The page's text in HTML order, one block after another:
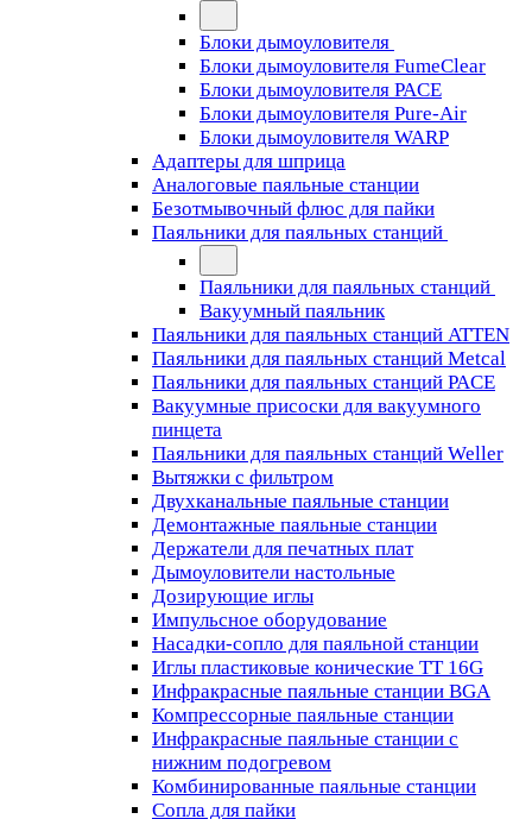
Блоки дымоуловителя
Блоки дымоуловителя FumeClear
Блоки дымоуловителя PACE
Блоки дымоуловителя Pure-Air
Блоки дымоуловителя WARP
Адаптеры для шприца
Аналоговые паяльные станции
Безотмывочный флюс для пайки
Паяльники для паяльных станций
Паяльники для паяльных станций
Вакуумный паяльник
Паяльники для паяльных станций ATTEN
Паяльники для паяльных станций Metcal
Паяльники для паяльных станций PACE
Вакуумные присоски для вакуумного
пинцета
Паяльники для паяльных станций Weller
Вытяжки с фильтром
Двухканальные паяльные станции
Демонтажные паяльные станции
Держатели для печатных плат
Дымоуловители настольные
Дозирующие иглы
Импульсное оборудование
Насадки-сопло для паяльной станции
Иглы пластиковые конические TT 16G
Инфракрасные паяльные станции BGA
Компрессорные паяльные станции
Инфракрасные паяльные станции с
нижним подогревом
Комбинированные паяльные станции
Сопла для пайки